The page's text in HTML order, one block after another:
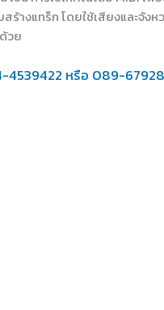
างแทร็ก โดยใช้เสียงและจัง
วย
4539422 หรือ 089-